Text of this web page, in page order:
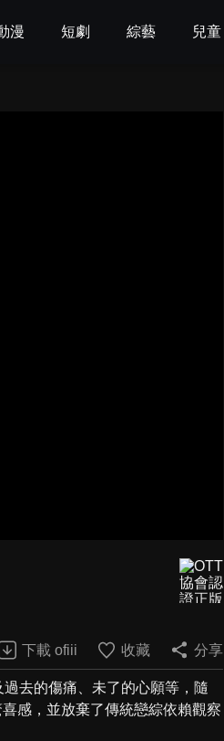
漫 短劇 綜藝 兒童
下載 ofiii 收藏 分享
去的傷痛、未了的心願等，隨
感，並放棄了傳統戀綜依賴觀察